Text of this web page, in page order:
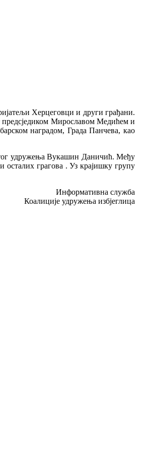
Херцеговци и други грађани.
предсједиком Мирославом Медићем и
наградом, Града Панчева, као
тог удружења Вукашин Даничић. Међу
грагова . Уз крајишку групу
Информативна служба
Коалиције удружења избјеглица